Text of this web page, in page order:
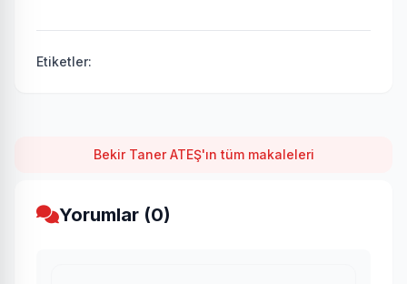
Etiketler:
Bekir Taner ATEŞ'ın tüm makaleleri
Yorumlar (0)